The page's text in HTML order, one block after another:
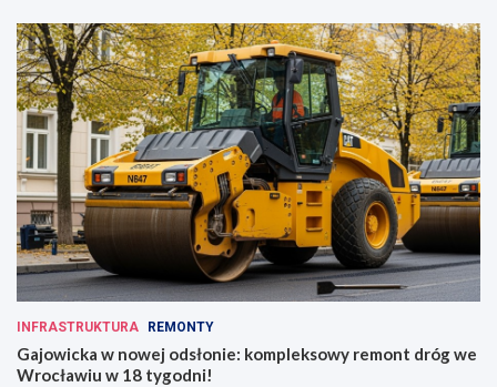
INFRASTRUKTURA REMONTY
Gajowicka w nowej odsłonie: kompleksowy remont dróg we
Wrocławiu w 18 tygodni!